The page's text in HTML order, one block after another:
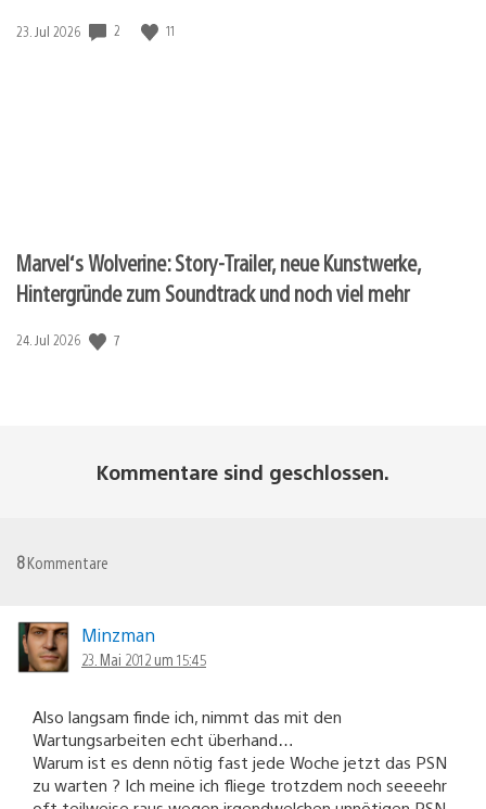
Veröffentlichungsdatum:
23. Jul 2026 2 11
Marvel‘s Wolverine: Story-Trailer, neue Kunstwerke,
Hintergründe zum Soundtrack und noch viel mehr
Veröffentlichungsdatum:
24. Jul 2026 7
Kommentare sind geschlossen.
8Kommentare
Minzman
23. Mai 2012 um 15:45
Also langsam finde ich, nimmt das mit den
Wartungsarbeiten echt überhand…
Warum ist es denn nötig fast jede Woche jetzt das PSN
zu warten ? Ich meine ich fliege trotzdem noch seeeehr